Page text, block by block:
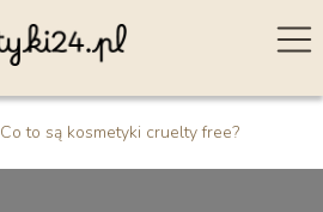
Co to są kosmetyki cruelty free?